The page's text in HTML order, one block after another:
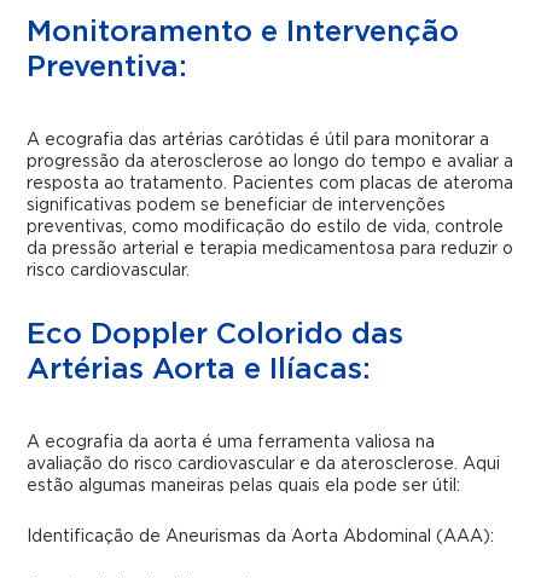
Monitoramento e Intervenção
Preventiva:
A ecografia das artérias carótidas é útil para monitorar a
progressão da aterosclerose ao longo do tempo e avaliar a
resposta ao tratamento. Pacientes com placas de ateroma
significativas podem se beneficiar de intervenções
preventivas, como modificação do estilo de vida, controle
da pressão arterial e terapia medicamentosa para reduzir o
risco cardiovascular.
Eco Doppler Colorido das
Artérias Aorta e Ilíacas:
A ecografia da aorta é uma ferramenta valiosa na
avaliação do risco cardiovascular e da aterosclerose. Aqui
estão algumas maneiras pelas quais ela pode ser útil:
Identificação de Aneurismas da Aorta Abdominal (AAA):